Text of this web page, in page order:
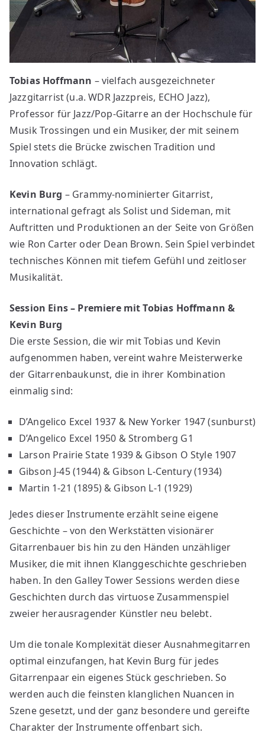
Tobias Hoffmann – vielfach ausgezeichneter
Jazzgitarrist (u.a. WDR Jazzpreis, ECHO Jazz),
Professor für Jazz/Pop-Gitarre an der Hochschule für
Musik Trossingen und ein Musiker, der mit seinem
Spiel stets die Brücke zwischen Tradition und
Innovation schlägt.
Kevin Burg – Grammy-nominierter Gitarrist,
international gefragt als Solist und Sideman, mit
Auftritten und Produktionen an der Seite von Größen
wie Ron Carter oder Dean Brown. Sein Spiel verbindet
technisches Können mit tiefem Gefühl und zeitloser
Musikalität.
Session Eins – Premiere mit Tobias Hoffmann &
Kevin Burg
Die erste Session, die wir mit Tobias und Kevin
aufgenommen haben, vereint wahre Meisterwerke
der Gitarrenbaukunst, die in ihrer Kombination
einmalig sind:
D’Angelico Excel 1937 & New Yorker 1947 (sunburst)
D’Angelico Excel 1950 & Stromberg G1
Larson Prairie State 1939 & Gibson O Style 1907
Gibson J-45 (1944) & Gibson L-Century (1934)
Martin 1-21 (1895) & Gibson L-1 (1929)
Jedes dieser Instrumente erzählt seine eigene
Geschichte – von den Werkstätten visionärer
Gitarrenbauer bis hin zu den Händen unzähliger
Musiker, die mit ihnen Klanggeschichte geschrieben
haben. In den Galley Tower Sessions werden diese
Geschichten durch das virtuose Zusammenspiel
zweier herausragender Künstler neu belebt.
Um die tonale Komplexität dieser Ausnahmegitarren
optimal einzufangen, hat Kevin Burg für jedes
Gitarrenpaar ein eigenes Stück geschrieben. So
werden auch die feinsten klanglichen Nuancen in
Szene gesetzt, und der ganz besondere und gereifte
Charakter der Instrumente offenbart sich.